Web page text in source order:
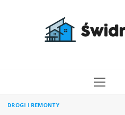
PRIMARY
DROGI I REMONTY